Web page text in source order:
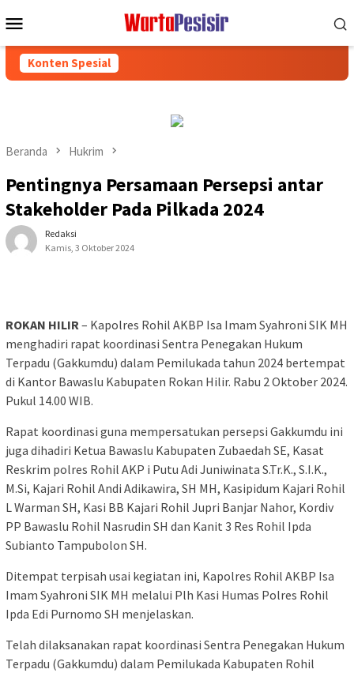
ke
Mobile
Konten Spesial
Beranda Hukrim
Pentingnya Persamaan Persepsi antar
Stakeholder Pada Pilkada 2024
Redaksi
Kamis, 3 Oktober 2024
ROKAN HILIR – Kapolres Rohil AKBP Isa Imam Syahroni SIK MH
menghadiri rapat koordinasi Sentra Penegakan Hukum
Terpadu (Gakkumdu) dalam Pemilukada tahun 2024 bertempat
di Kantor Bawaslu Kabupaten Rokan Hilir. Rabu 2 Oktober 2024.
Pukul 14.00 WIB.
Rapat koordinasi guna mempersatukan persepsi Gakkumdu ini
juga dihadiri Ketua Bawaslu Kabupaten Zubaedah SE, Kasat
Reskrim polres Rohil AKP i Putu Adi Juniwinata S.Tr.K., S.I.K.,
M.Si, Kajari Rohil Andi Adikawira, SH MH, Kasipidum Kajari Rohil
L Warman SH, Kasi BB Kajari Rohil Jupri Banjar Nahor, Kordiv
PP Bawaslu Rohil Nasrudin SH dan Kanit 3 Res Rohil Ipda
Subianto Tampubolon SH.
Ditempat terpisah usai kegiatan ini, Kapolres Rohil AKBP Isa
Imam Syahroni SIK MH melalui Plh Kasi Humas Polres Rohil
Ipda Edi Purnomo SH menjelaskan.
Telah dilaksanakan rapat koordinasi Sentra Penegakan Hukum
Terpadu (Gakkumdu) dalam Pemilukada Kabupaten Rohil